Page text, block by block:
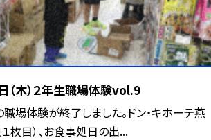
（木）２年生職場体験vol.9
職場体験が終了しました。ドン・キホーテ燕
枚目）、お食事処日の出...